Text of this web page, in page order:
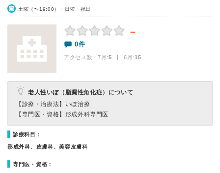
土曜（〜19:00）・日曜・祝日
－
0件
アクセス数 7月:5 | 6月:15
老人性いぼ（脂漏性角化症）について
【診療・治療法】 いぼ治療
【専門医・資格】 形成外科専門医
診療科目：
形成外科、皮膚科、美容皮膚科
専門医・資格：